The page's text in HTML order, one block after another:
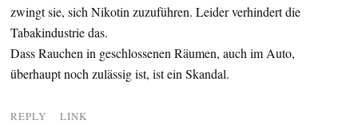
zwingt sie, sich Nikotin zuzuführen. Leider verhindert die
Tabakindustrie das.
Dass Rauchen in geschlossenen Räumen, auch im Auto,
überhaupt noch zulässig ist, ist ein Skandal.
REPLY LINK